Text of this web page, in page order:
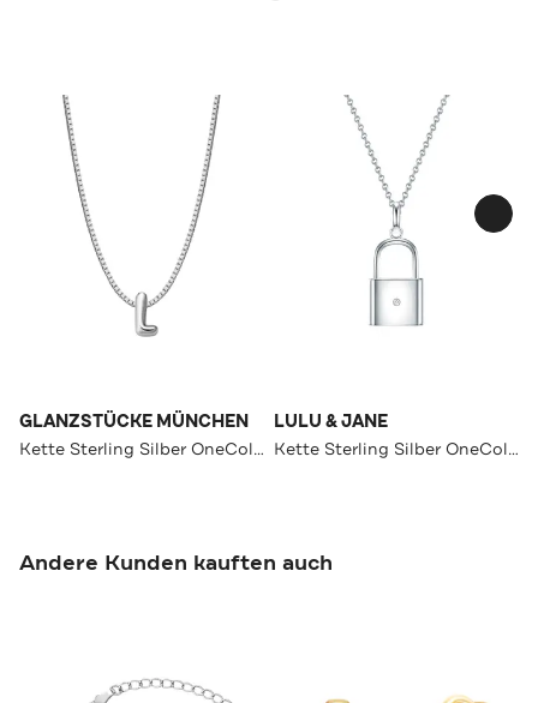
GLANZSTÜCKE MÜNCHEN
Kette Sterling Silber OneColor
LULU & JANE
Kette Sterling Silber OneColor
Andere Kunden kauften auch